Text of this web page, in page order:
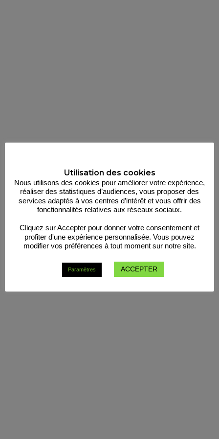
Utilisation des cookies
Nous utilisons des cookies pour améliorer votre expérience,
réaliser des statistiques d’audiences, vous proposer des
services adaptés à vos centres d’intérêt et vous offrir des
fonctionnalités relatives aux réseaux sociaux.
Cliquez sur Accepter pour donner votre consentement et
profiter d'une expérience personnalisée. Vous pouvez
modifier vos préférences à tout moment sur notre site.
Paramètres ACCEPTER